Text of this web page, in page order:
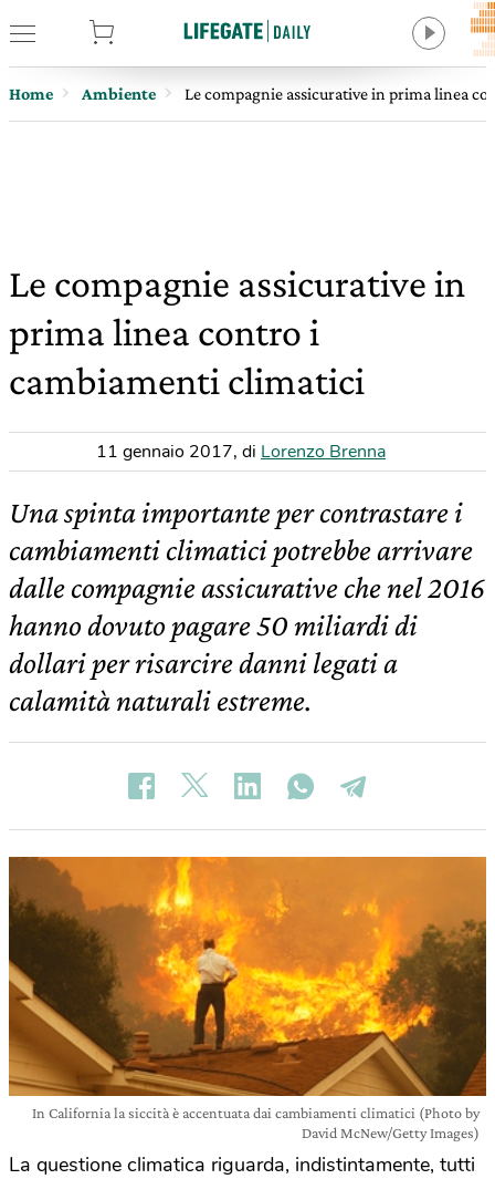
Home Ambiente Le compagnie assicurative in prima linea
Le compagnie assicurative in
prima linea contro i
cambiamenti climatici
11 gennaio 2017, di Lorenzo Brenna
Una spinta importante per contrastare i
cambiamenti climatici potrebbe arrivare
dalle compagnie assicurative che nel 2016
hanno dovuto pagare 50 miliardi di
dollari per risarcire danni legati a
calamità naturali estreme.
In California la siccità è accentuata dai cambiamenti climatici (Photo by
David McNew/Getty Images)
La questione climatica riguarda, indistintamente, tutti